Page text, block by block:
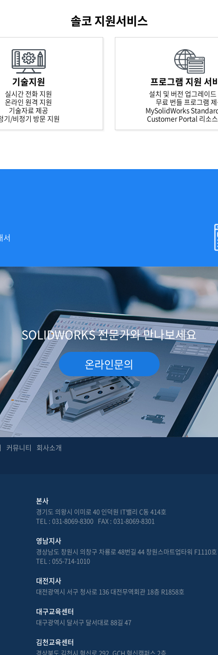
솔코 지원서비스
기술지원
실시간 전화 지원
온라인 원격 지원
기술자료 제공
기/비정기 방문 지원
프로그램 지원 서
설치 및 버전 업그레이
무료 번들 프로그램
MySolidWorks
Customer Portal 리소
서
SOLIDWORKS 전문가와 만나보세요
온라인문의
커뮤니티 회사소개
본사
경기도 의왕시 이미로 40 인덕원 IT밸리 C동 414호
TEL : 031-8069-8300 FAX : 031-8069-8301
영남지사
경상남도 창원시 의창구 차룡로 48번길 44 창원스마트업타워 F1110호
TEL : 055-714-1010
대전지사
대전광역시 서구 청사로 136 대전무역회관 18층 R1858호
대구교육센터
대구광역시 달서구 달서대로 88길 47
김천교육센터
경상북도 김천시 혁신로 292, GCH 혁신캠퍼스 2층